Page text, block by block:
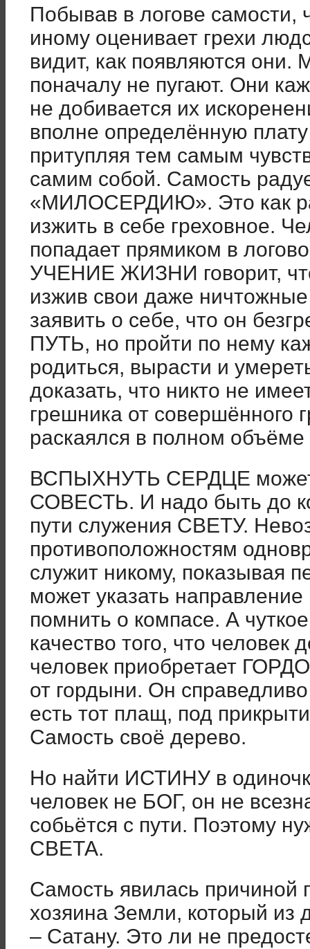
Побывав в логове самости,
иному оценивает грехи
видит, как появляются
поначалу не пугают. Они
не добивается их
вполне определённую плату
притупляя тем самым
самим собой. Самость
«МИЛОСЕРДИЮ». Это как
изжить в себе греховное.
попадает прямиком в
УЧЕНИЕ ЖИЗНИ говорит,
изжив свои даже
заявить о себе, что он
ПУТЬ, но пройти по нему
родиться, вырасти и
доказать, что никто не
грешника от совершённого
раскаялся в полном объёме
ВСПЫХНУТЬ СЕРДЦЕ может
СОВЕСТЬ. И надо быть до
пути служения СВЕТУ.
противоположностям
служит никому, показывая
может указать
помнить о компасе. А
качество того, что
человек приобретает
от гордыни. Он
есть тот плащ, под
Самость своё дерево.
Но найти ИСТИНУ в
человек не БОГ, он не
собьётся с пути. Поэтому
СВЕТА.
Самость явилась
хозяина Земли, который из
– Сатану. Это ли не